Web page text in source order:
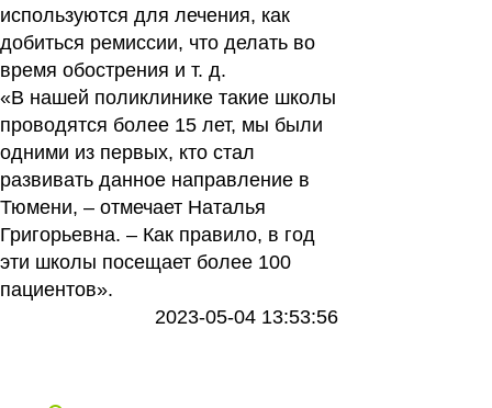
используются для лечения, как
добиться ремиссии, что делать во
время обострения и т. д.
«В нашей поликлинике такие школы
проводятся более 15 лет, мы были
одними из первых, кто стал
развивать данное направление в
Тюмени, – отмечает Наталья
Григорьевна. – Как правило, в год
эти школы посещает более 100
пациентов».
2023-05-04 13:53:56